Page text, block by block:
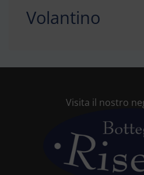
Volantino
Visita il nostro